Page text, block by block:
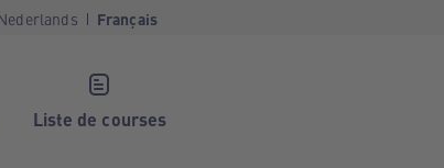
Français
Liste de courses